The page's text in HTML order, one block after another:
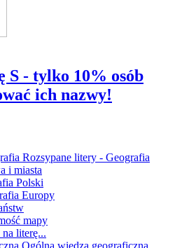
S - tylko 10% osób
ich nazwy!
Rozsypane litery - Geografia
i miasta
Polski
Europy
mapy
literę...
Ogólna wiedza geograficzna